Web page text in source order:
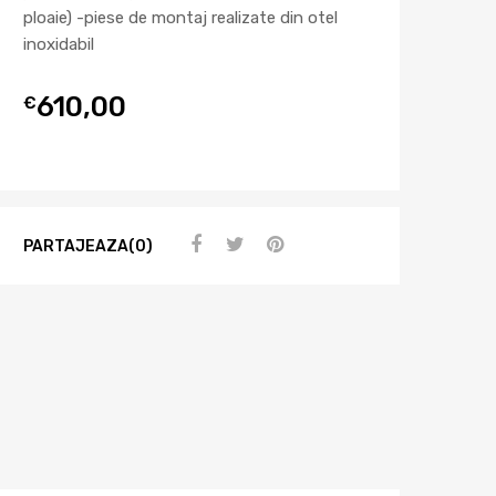
ploaie) -piese de montaj realizate din otel
inoxidabil
€610,00
PARTAJEAZA(0)